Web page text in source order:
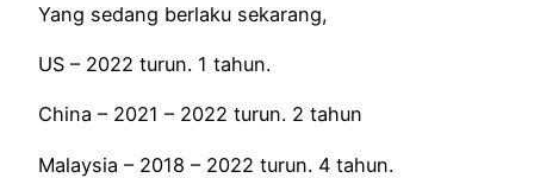
Yang sedang berlaku sekarang,
US – 2022 turun. 1 tahun.
China – 2021 – 2022 turun. 2 tahun
Malaysia – 2018 – 2022 turun. 4 tahun.